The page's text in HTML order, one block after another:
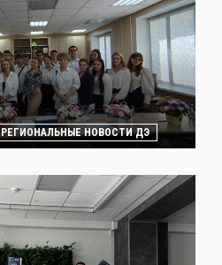
РЕГИОНАЛЬНЫЕ НОВОСТИ ДЭ